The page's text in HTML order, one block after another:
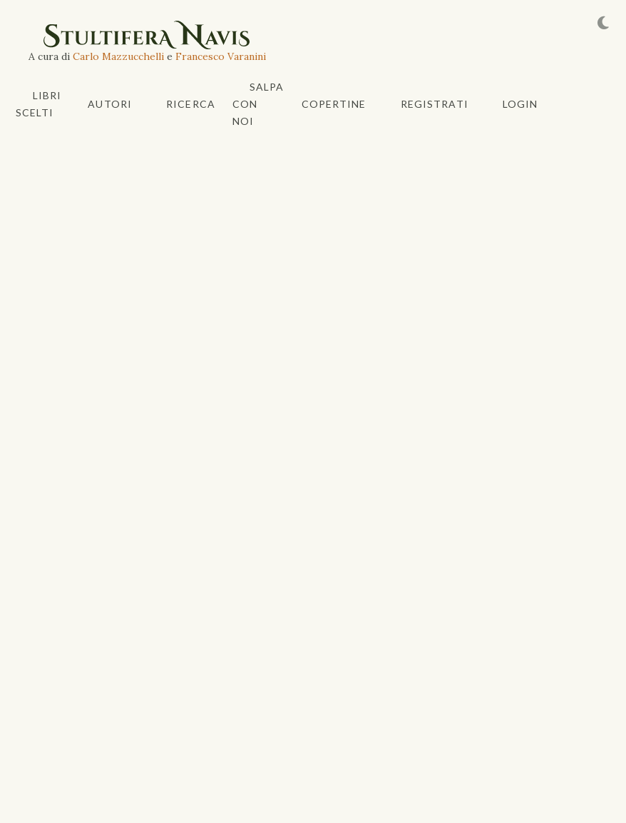
A cura di Carlo Mazzucchellie Francesco Varanini
LIBRI
SCELTI
AUTORI RICERCA
SALPA
CON
NOI
COPERTINE REGISTRATI LOGIN